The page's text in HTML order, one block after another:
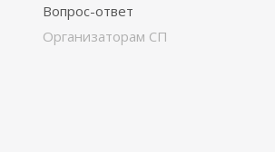
Вопрос-ответ
Организаторам СП